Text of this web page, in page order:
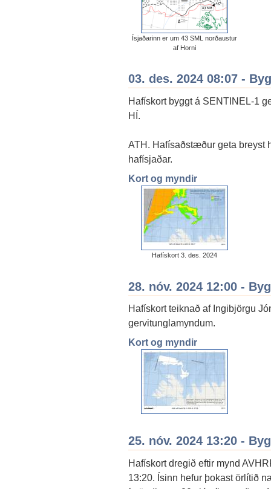
Ísjaðarinn er um 43 SML norðaustur
af Horni
03. des. 2024 08:07 -
Hafískort byggt á SENTINEL-1
HÍ.
ATH. Hafísaðstæður geta breyst
hafísjaðar.
Kort og myndir
Hafískort 3. des. 2024
28. nóv. 2024 12:00 -
Hafískort teiknað af Ingibjörgu
gervitunglamyndum.
Kort og myndir
25. nóv. 2024 13:20 -
Hafískort dregið eftir mynd
13:20. Ísinn hefur þokast örlítið